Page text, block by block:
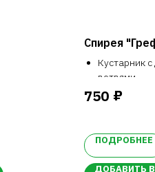
Спирея
Кустарник
ветвями
Снежно-
кустарник
750 ₽
ПОДРОБНЕЕ
ДОБАВИТЬ